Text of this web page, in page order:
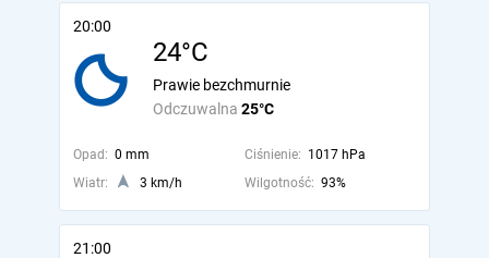
20:00
24°C
Odczuwalna 25°C
Prawie bezchmurnie
Opad: 0 mm Ciśnienie: 1017 hPa
Wiatr:
3 km/h Wilgotność: 93%
21:00